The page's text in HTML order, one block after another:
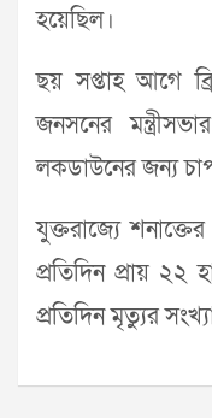
হয়েছিল।
ছয় সপ্তাহ আগে
জনসনের
লকডাউনের জন্য
যুক্তরাজ্যে
প্রতিদিন প্রায় ২২
প্রতিদিন মৃত্যুর